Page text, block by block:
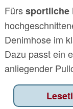
Fürssportliche
Denimhose im
Dazu passt ein
anliegender